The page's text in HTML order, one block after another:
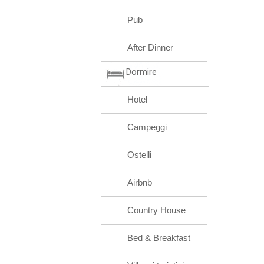
Pub
After Dinner
Dormire
Hotel
Campeggi
Ostelli
Airbnb
Country House
Bed & Breakfast